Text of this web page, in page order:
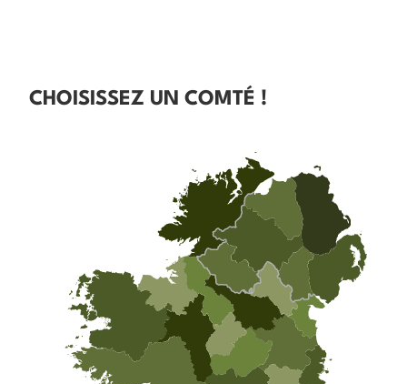
CHOISISSEZ UN COMTÉ !